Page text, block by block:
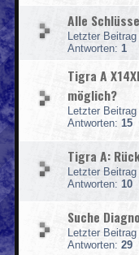
Alle
Letzter
Antworten: 1
Tigra A
möglich?
Letzter
Antworten: 15
Tigra A:
Letzter
Antworten: 10
Suche
Letzter
Antworten: 29